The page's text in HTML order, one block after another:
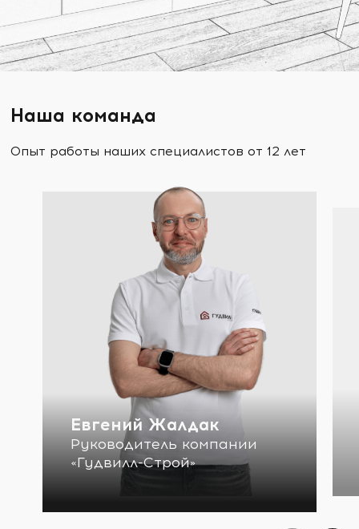
Наша команда
Опыт работы наших специалистов от 12 лет
Евгений Жалдак
Руководитель компании
«Гудвилл-Строй»